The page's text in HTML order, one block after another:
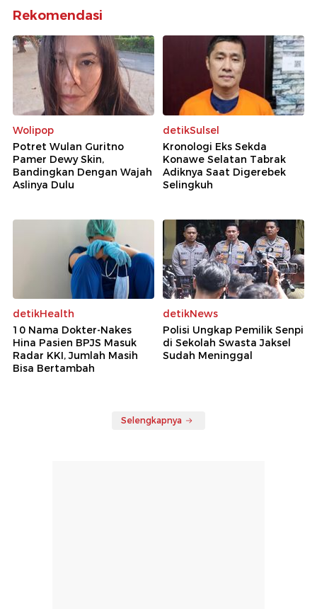
Rekomendasi
Wolipop
Potret Wulan Guritno
Pamer Dewy Skin,
Bandingkan Dengan Wajah
Aslinya Dulu
detikSulsel
Kronologi Eks Sekda
Konawe Selatan Tabrak
Adiknya Saat Digerebek
Selingkuh
detikHealth
10 Nama Dokter-Nakes
Hina Pasien BPJS Masuk
Radar KKI, Jumlah Masih
Bisa Bertambah
detikNews
Polisi Ungkap Pemilik Senpi
di Sekolah Swasta Jaksel
Sudah Meninggal
Selengkapnya